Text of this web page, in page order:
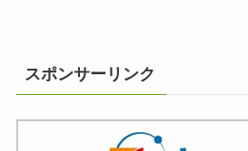
スポンサーリンク